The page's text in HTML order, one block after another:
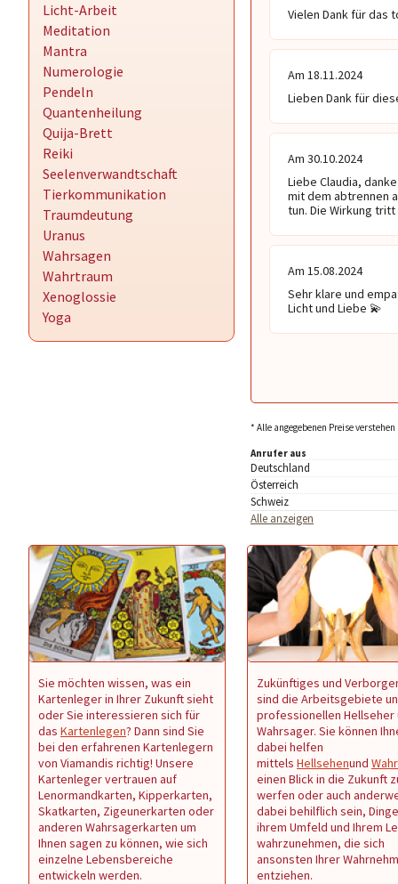
Licht-Arbeit
Meditation
Mantra
Numerologie
Pendeln
Quantenheilung
Quija-Brett
Reiki
Seelenverwandtschaft
Tierkommunikation
Traumdeutung
Uranus
Wahrsagen
Wahrtraum
Xenoglossie
Yoga
Vielen Dank für das
Am 18.11.2024
Lieben Dank für
Am 30.10.2024
Liebe Claudia,
mit dem abtrennen
tun. Die Wirkung
Am 15.08.2024
Sehr klare und
Licht und Liebe 💫
* Alle angegebenen Preise
Anrufer aus
Deutschland
Österreich
Schweiz
Alle anzeigen
Sie möchten wissen, was ein
Kartenleger in Ihrer Zukunft sieht
oder Sie interessieren sich für
das Kartenlegen? Dann sind Sie
bei den erfahrenen Kartenlegern
von Viamandis richtig! Unsere
Kartenleger vertrauen auf
Lenormandkarten, Kipperkarten,
Skatkarten, Zigeunerkarten oder
anderen Wahrsagerkarten um
Ihnen sagen zu können, wie sich
einzelne Lebensbereiche
entwickeln werden.
Zukünftiges und
sind die Arbeitsgebiete
professionellen Hellseher
Wahrsager. Sie können
dabei helfen
mittels Hellsehenund
einen Blick in die Zukunft
werfen oder auch
dabei behilflich sein,
ihrem Umfeld und Ihrem
wahrzunehmen, die sich
ansonsten Ihrer
entziehen.